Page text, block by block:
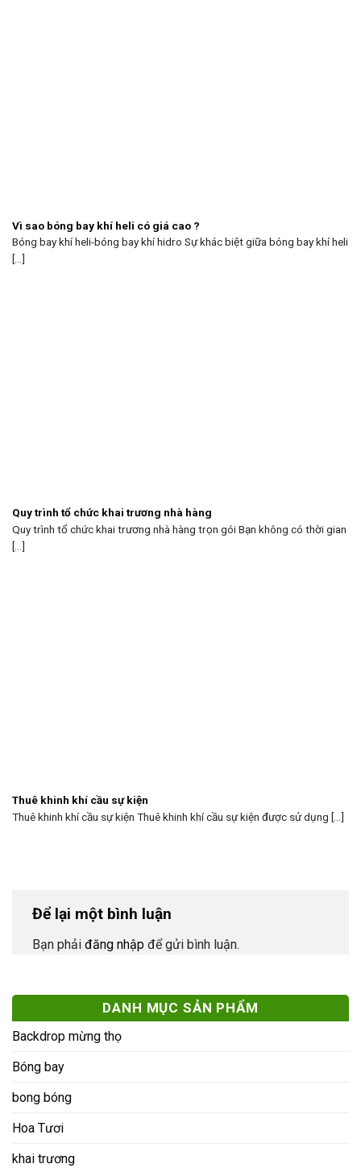
Vì sao bóng bay khí heli có giá cao ?
Bóng bay khí heli-bóng bay khí hidro Sự khác biệt giữa bóng bay khí heli
[...]
Quy trình tổ chức khai trương nhà hàng
Quy trình tổ chức khai trương nhà hàng trọn gói Bạn không có thời gian
[...]
Thuê khinh khí cầu sự kiện
Thuê khinh khí cầu sự kiện Thuê khinh khí cầu sự kiện được sử dụng [...]
Để lại một bình luận
Bạn phải đăng nhập để gửi bình luận.
DANH MỤC SẢN PHẨM
Backdrop mừng thọ
Bóng bay
bong bóng
Hoa Tươi
khai trương